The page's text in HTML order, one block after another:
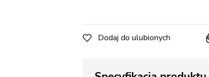
Dodaj do ulubionych